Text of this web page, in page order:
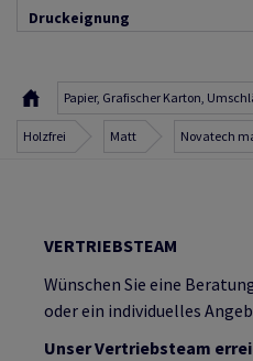
Druckeignung
Papier, Grafischer Karton,
Holzfrei Matt Novatech
VERTRIEBSTEAM
Wünschen Sie eine
oder ein individuelles
Unser Vertriebsteam